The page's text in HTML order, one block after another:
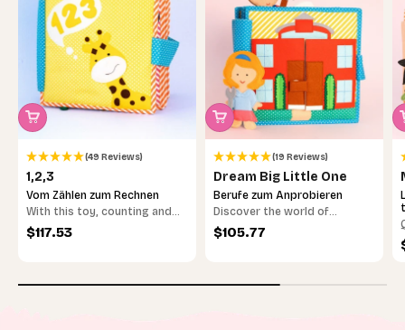
(49 Reviews)
1,2,3
Vom Zählen zum Rechnen
With this toy, counting and
arithmetic is fun.
Sale price
$117.53
(19 Reviews)
Dream Big Little One
Berufe zum Anprobieren
Discover the world of
professions
Sale price
$105.77